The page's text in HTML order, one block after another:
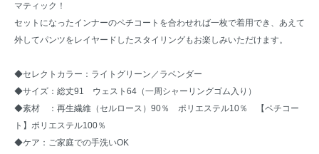
マティック！
セットになったインナーのペチコートを合わせれば一枚で着用でき、あえて
外してパンツをレイヤードしたスタイリングもお楽しみいただけます。
◆セレクトカラー：ライトグリーン／ラベンダー
◆サイズ：総丈91 ウェスト64（一周シャーリングゴム入り）
◆素材 ：再生繊維（セルロース）90％ ポリエステル10％ 【ペチコー
ト】ポリエステル100％
◆ケア：ご家庭での手洗いOK